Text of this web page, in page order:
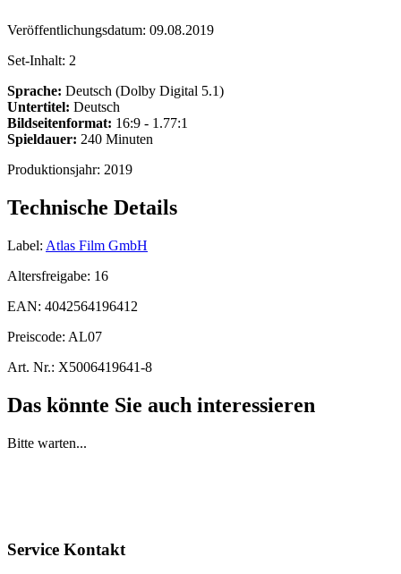
Veröffentlichungsdatum: 09.08.2019
Set-Inhalt: 2
Sprache: Deutsch (Dolby Digital 5.1)
Untertitel: Deutsch
Bildseitenformat: 16:9 - 1.77:1
Spieldauer: 240 Minuten
Produktionsjahr: 2019
Technische Details
Label: Atlas Film GmbH
Altersfreigabe: 16
EAN: 4042564196412
Preiscode: AL07
Art. Nr.: X5006419641-8
Das könnte Sie auch interessieren
Bitte warten...
Service Kontakt